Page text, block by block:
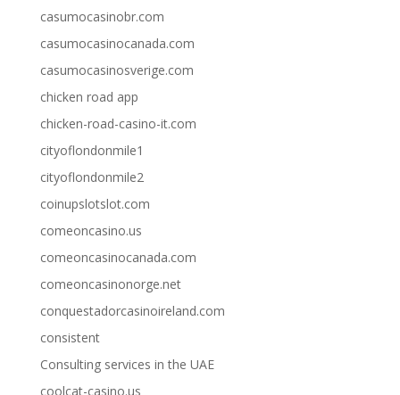
casumocasinobr.com
casumocasinocanada.com
casumocasinosverige.com
chicken road app
chicken-road-casino-it.com
cityoflondonmile1
cityoflondonmile2
coinupslotslot.com
comeoncasino.us
comeoncasinocanada.com
comeoncasinonorge.net
conquestadorcasinoireland.com
consistent
Consulting services in the UAE
coolcat-casino.us